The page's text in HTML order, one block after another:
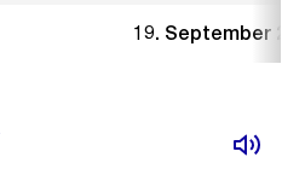
19. September